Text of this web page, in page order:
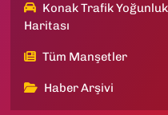
Konak Trafik Yoğunluk
Haritası
Tüm Manşetler
Haber Arşivi